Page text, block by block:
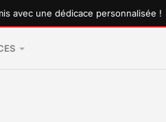
une dédicace personnalisée ! •